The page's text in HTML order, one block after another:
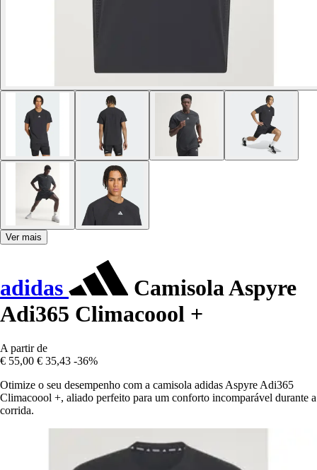
Ver mais
adidas
Camisola Aspyre
Adi365 Climacoool +
A partir de
€ 55,00 € 35,43 -36%
Otimize o seu desempenho com a camisola adidas Aspyre Adi365
Climacoool +, aliado perfeito para um conforto incomparável durante a
corrida.